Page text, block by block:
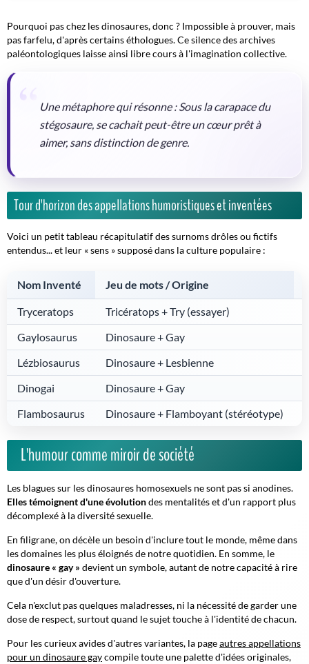
Pourquoi pas chez les dinosaures, donc ? Impossible à prouver, mais
pas farfelu, d'après certains éthologues. Ce silence des archives
paléontologiques laisse ainsi libre cours à l'imagination collective.
Une métaphore qui résonne : Sous la carapace du
stégosaure, se cachait peut-être un cœur prêt à
aimer, sans distinction de genre.
Tour d'horizon des appellations humoristiques et inventées
Voici un petit tableau récapitulatif des surnoms drôles ou fictifs
entendus... et leur « sens » supposé dans la culture populaire :
Nom Inventé Jeu de mots / Origine
Tryceratops Tricératops + Try (essayer)
Gaylosaurus
Dinosaure + Gay
Lézbiosaurus
Dinosaure + Lesbienne
Dinogai
Dinosaure + Gay
Flambosaurus
Dinosaure + Flamboyant (stéréotype)
L'humour comme miroir de société
Les blagues sur les dinosaures homosexuels ne sont pas si anodines.
Elles témoignent d'une évolutiondes mentalités et d'un rapport plus
décomplexé à la diversité sexuelle.
En filigrane, on décèle un besoin d'inclure tout le monde, même dans
les domaines les plus éloignés de notre quotidien. En somme, le
dinosaure « gay » devient un symbole, autant de notre capacité à rire
que d'un désir d'ouverture.
Cela n'exclut pas quelques maladresses, ni la nécessité de garder une
dose de respect, surtout quand le sujet touche à l'identité de chacun.
Pour les curieux avides d'autres variantes, la pageautres appellations
pour un dinosaure gaycompile toute une palette d'idées originales,